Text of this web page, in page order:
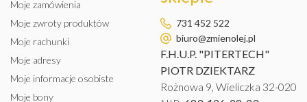
Moje zamówienia
Moje zwroty produktów
Moje rachunki
Moje adresy
Moje informacje osobiste
Moje bony
731 452 522
biuro@zmienolej.pl
F.H.U.P. "PITERTECH"
PIOTR DZIEKTARZ
Rożnowa 9, Wieliczka 32-020